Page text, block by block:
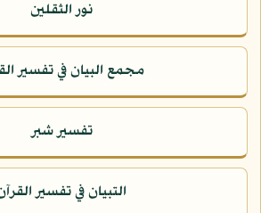
نور الثقلين
مجمع البيان في تفسير
تفسير شبر
التبيان في تفسير